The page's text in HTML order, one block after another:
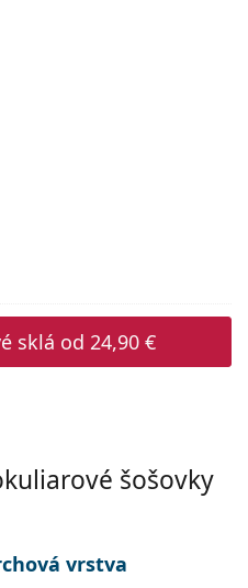
sklá od 24,90 €
šošovky
vrstva